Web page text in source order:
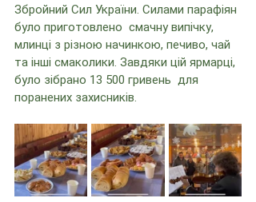
Збройний Сил України. Силами парафіян
було приготовлено  смачну випічку,
млинці з різною начинкою, печиво, чай
та інші смаколики. Завдяки цій ярмарці,
було зібрано 13 500 гривень  для
поранених захисників.